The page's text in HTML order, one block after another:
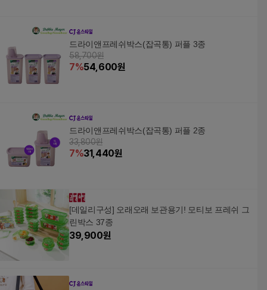
드라이앤프레쉬박스(잡곡통) 퍼플 3종
58,700원
7%54,600원
드라이앤프레쉬박스(잡곡통) 퍼플 2종
33,800원
7%31,440원
[데일리구성] 오래오래 보관용기! 모티보 프레쉬 그
린박스 37종
39,900원